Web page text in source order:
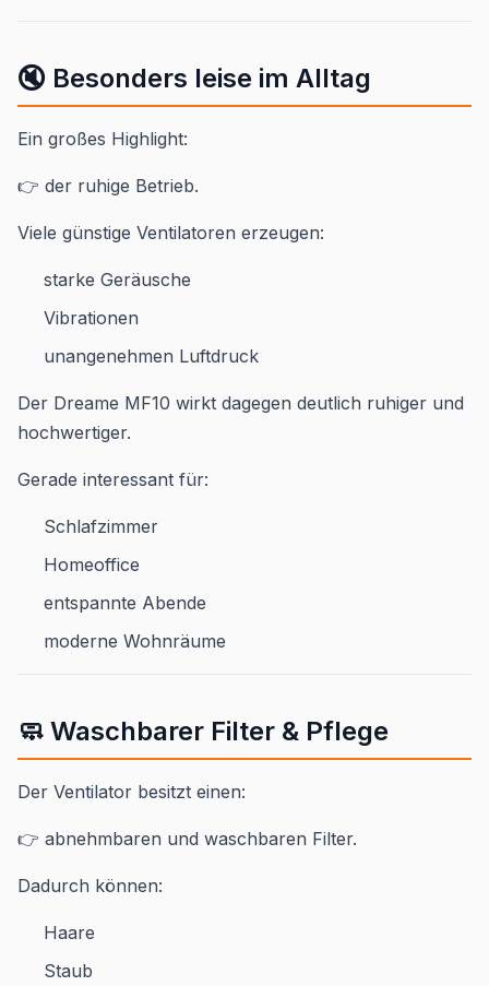
🔇 Besonders leise im Alltag
Ein großes Highlight:
👉 der ruhige Betrieb.
Viele günstige Ventilatoren erzeugen:
starke Geräusche
Vibrationen
unangenehmen Luftdruck
Der Dreame MF10 wirkt dagegen deutlich ruhiger und
hochwertiger.
Gerade interessant für:
Schlafzimmer
Homeoffice
entspannte Abende
moderne Wohnräume
🧼 Waschbarer Filter & Pflege
Der Ventilator besitzt einen:
👉 abnehmbaren und waschbaren Filter.
Dadurch können:
Haare
Staub